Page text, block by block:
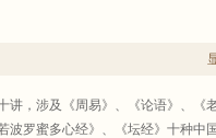
集，均历其十多年之反复修订，其
亦可一窥学术研究之门径。
讲，涉及《周易》、《论语》、《
波罗蜜多心经》、《坛经》十种中